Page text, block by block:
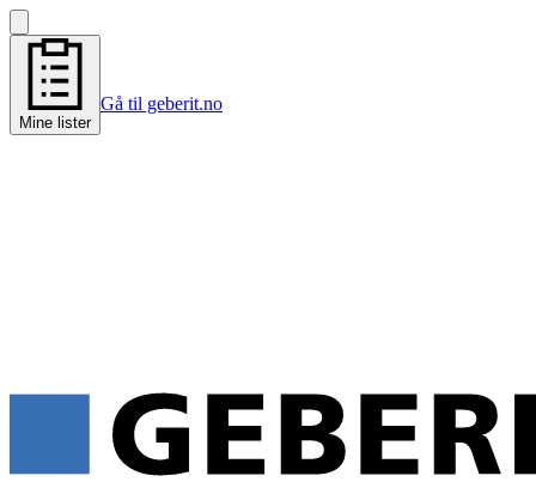
Mine lister
Gå til geberit.no